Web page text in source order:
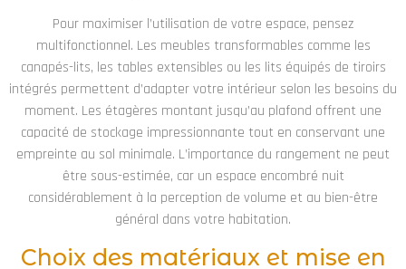
Pour maximiser l’utilisation de votre espace, pensez
multifonctionnel. Les meubles transformables comme les
canapés-lits, les tables extensibles ou les lits équipés de tiroirs
intégrés permettent d’adapter votre intérieur selon les besoins du
moment. Les étagères montant jusqu’au plafond offrent une
capacité de stockage impressionnante tout en conservant une
empreinte au sol minimale. L’importance du rangement ne peut
être sous-estimée, car un espace encombré nuit
considérablement à la perception de volume et au bien-être
général dans votre habitation.
Choix des matériaux et mise en